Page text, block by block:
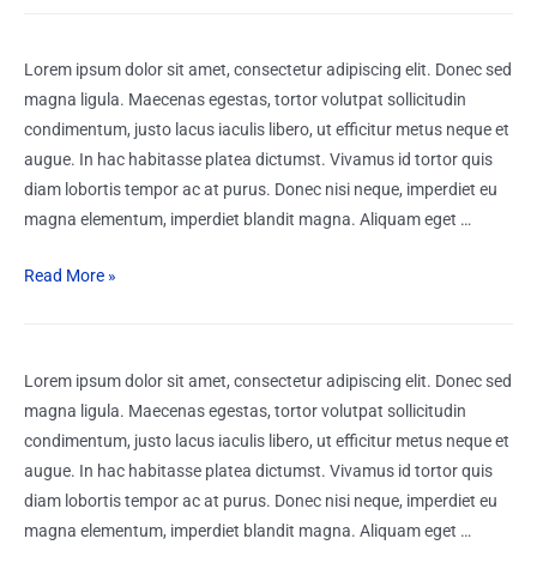
Lorem ipsum dolor sit amet, consectetur adipiscing elit. Donec sed
magna ligula. Maecenas egestas, tortor volutpat sollicitudin
condimentum, justo lacus iaculis libero, ut efficitur metus neque et
augue. In hac habitasse platea dictumst. Vivamus id tortor quis
diam lobortis tempor ac at purus. Donec nisi neque, imperdiet eu
magna elementum, imperdiet blandit magna. Aliquam eget …
Read More »
Lorem ipsum dolor sit amet, consectetur adipiscing elit. Donec sed
magna ligula. Maecenas egestas, tortor volutpat sollicitudin
condimentum, justo lacus iaculis libero, ut efficitur metus neque et
augue. In hac habitasse platea dictumst. Vivamus id tortor quis
diam lobortis tempor ac at purus. Donec nisi neque, imperdiet eu
magna elementum, imperdiet blandit magna. Aliquam eget …